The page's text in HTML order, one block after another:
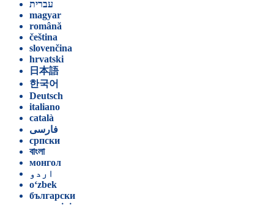
עברית
magyar
română
čeština
slovenčina
hrvatski
日本語
한국어
Deutsch
italiano
català
فارسی
српски
বাংলা
монгол
اردو
o‘zbek
български